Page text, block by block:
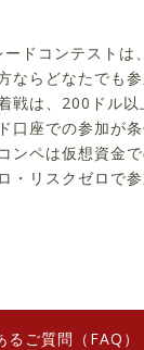
ドコンテストは
ならどなたでも
戦は、200ドル
口座での参加が
ンペは仮想資金
・リスクゼロで参
るご質問（FAQ）